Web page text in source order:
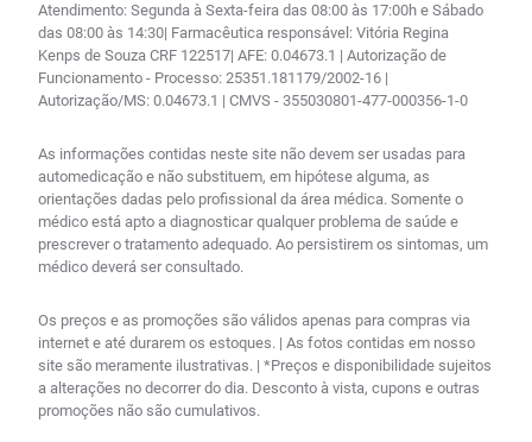
Atendimento: Segunda à Sexta-feira das 08:00 às 17:00h e Sábado
das 08:00 às 14:30| Farmacêutica responsável: Vitória Regina
Kenps de Souza CRF 122517| AFE: 0.04673.1 | Autorização de
Funcionamento - Processo: 25351.181179/2002-16 |
Autorização/MS: 0.04673.1 | CMVS - 355030801-477-000356-1-0
As informações contidas neste site não devem ser usadas para
automedicação e não substituem, em hipótese alguma, as
orientações dadas pelo profissional da área médica. Somente o
médico está apto a diagnosticar qualquer problema de saúde e
prescrever o tratamento adequado. Ao persistirem os sintomas, um
médico deverá ser consultado.
Os preços e as promoções são válidos apenas para compras via
internet e até durarem os estoques. | As fotos contidas em nosso
site são meramente ilustrativas. | *Preços e disponibilidade sujeitos
a alterações no decorrer do dia. Desconto à vista, cupons e outras
promoções não são cumulativos.